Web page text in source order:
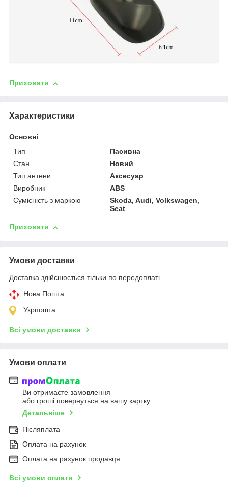
Приховати
Характеристики
Основні
Тип
Пасивна
Стан
Новий
Тип антени
Аксесуар
Виробник
ABS
Сумісність з маркою
Skoda, Audi, Volkswagen,
Seat
Приховати
Умови доставки
Доставка здійснюється тільки по передоплаті.
Нова Пошта
Укрпошта
Всі умови доставки
Умови оплати
Ви отримаєте замовлення
або гроші повернуться на вашу картку
Детальніше
Післяплата
Оплата на рахунок
Оплата на рахунок продавця
Всі умови оплати